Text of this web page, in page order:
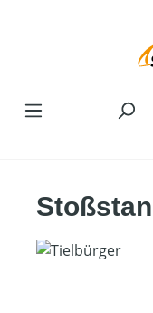
Bildergalerie